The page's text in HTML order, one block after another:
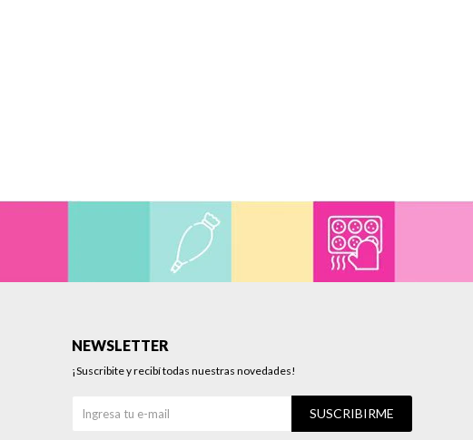
NEWSLETTER
¡Suscribite y recibí todas nuestras novedades!
SUSCRIBIRME